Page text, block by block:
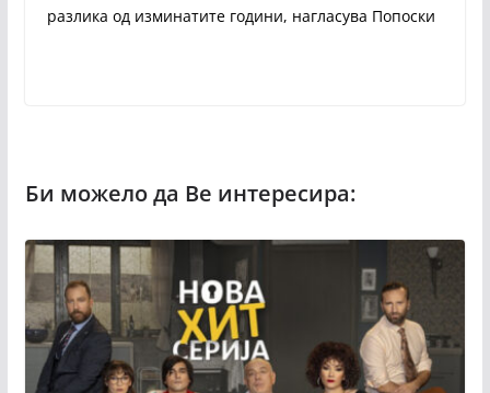
разлика од изминатите години, нагласува Попоски